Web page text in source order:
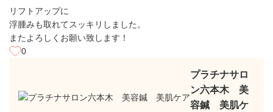
リフトアップに
浮腫みも取れてスッキリしました。
またよろしくお願い致します！
0
プラチナサロ
ン六本木 美
容鍼 美肌ケ